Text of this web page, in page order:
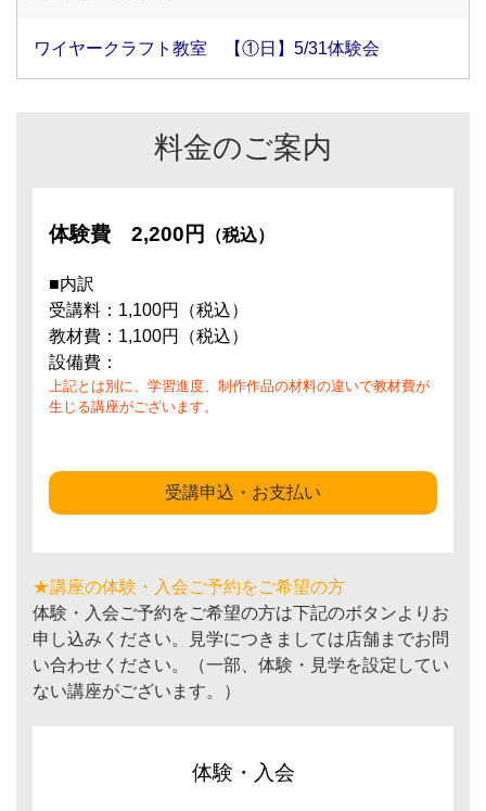
ワイヤークラフト教室 【①日】5/31体験会
料金のご案内
体験費 2,200円 （税込）
■内訳
受講料：1,100円（税込）
教材費：1,100円（税込）
設備費：
上記とは別に、学習進度、制作作品の材料の違いで教材費が
生じる講座がございます。
受講申込・お支払い
★講座の体験・入会ご予約をご希望の方
体験・入会ご予約をご希望の方は下記のボタンよりお
申し込みください。見学につきましては店舗までお問
い合わせください。（一部、体験・見学を設定してい
ない講座がございます。）
体験・入会